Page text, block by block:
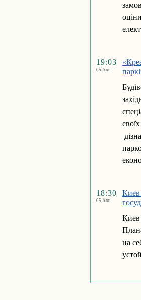
19:03
05 Авг
18:30
05 Авг
Киев
Киев
на